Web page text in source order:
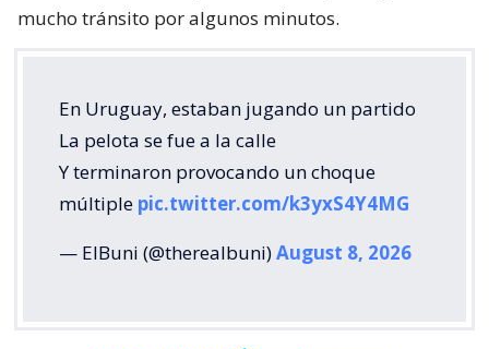
mucho tránsito por algunos minutos.
En Uruguay, estaban jugando un partido
La pelota se fue a la calle
Y terminaron provocando un choque
múltiple pic.twitter.com/k3yxS4Y4MG
— ElBuni (@therealbuni)August 8, 2026